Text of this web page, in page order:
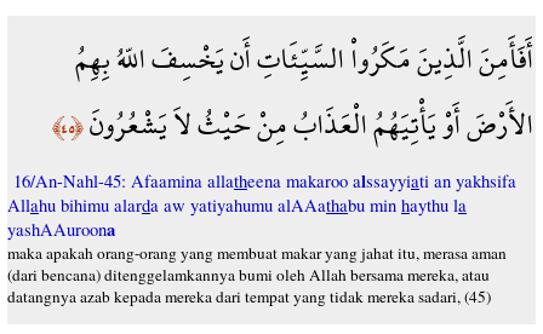
أَفَأَمِنَ الَّذِينَ مَكَرُواْ السَّيِّئَاتِ أَن يَخْسِفَ اللّهُ بِهِمُ
الأَرْضَ أَوْ يَأْتِيَهُمُ الْعَذَابُ مِنْ حَيْثُ لاَ يَشْعُرُونَ﴿٤٥﴾
16/An-Nahl-45: Afaamina allatheena makaroo alssayyiati an yakhsifa
Allahu bihimu alarda aw yatiyahumu alAAathabu min haythu la
yashAAuroona
maka apakah orang-orang yang membuat makar yang jahat itu, merasa aman
(dari bencana) ditenggelamkannya bumi oleh Allah bersama mereka, atau
datangnya azab kepada mereka dari tempat yang tidak mereka sadari, (45)